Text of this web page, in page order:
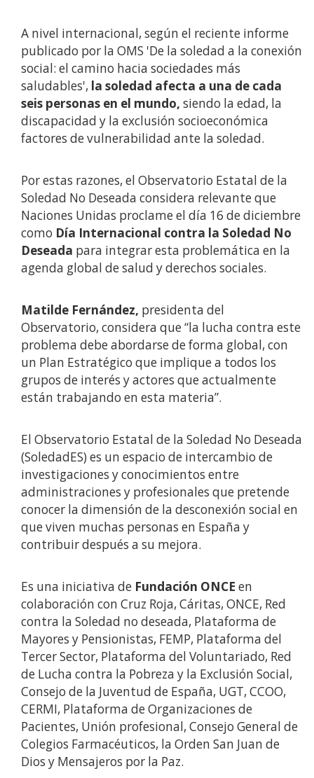
A nivel internacional, según el reciente informe
publicado por la OMS 'De la soledad a la conexión
social: el camino hacia sociedades más
saludables', la soledad afecta a una de cada
seis personas en el mundo, siendo la edad, la
discapacidad y la exclusión socioeconómica
factores de vulnerabilidad ante la soledad.
Por estas razones, el Observatorio Estatal de la
Soledad No Deseada considera relevante que
Naciones Unidas proclame el día 16 de diciembre
como Día Internacional contra la Soledad No
Deseada para integrar esta problemática en la
agenda global de salud y derechos sociales.
Matilde Fernández, presidenta del
Observatorio, considera que “la lucha contra este
problema debe abordarse de forma global, con
un Plan Estratégico que implique a todos los
grupos de interés y actores que actualmente
están trabajando en esta materia”.
El Observatorio Estatal de la Soledad No Deseada
(SoledadES) es un espacio de intercambio de
investigaciones y conocimientos entre
administraciones y profesionales que pretende
conocer la dimensión de la desconexión social en
que viven muchas personas en España y
contribuir después a su mejora.
Es una iniciativa de Fundación ONCE en
colaboración con Cruz Roja, Cáritas, ONCE, Red
contra la Soledad no deseada, Plataforma de
Mayores y Pensionistas, FEMP, Plataforma del
Tercer Sector, Plataforma del Voluntariado, Red
de Lucha contra la Pobreza y la Exclusión Social,
Consejo de la Juventud de España, UGT, CCOO,
CERMI, Plataforma de Organizaciones de
Pacientes, Unión profesional, Consejo General de
Colegios Farmacéuticos, la Orden San Juan de
Dios y Mensajeros por la Paz.